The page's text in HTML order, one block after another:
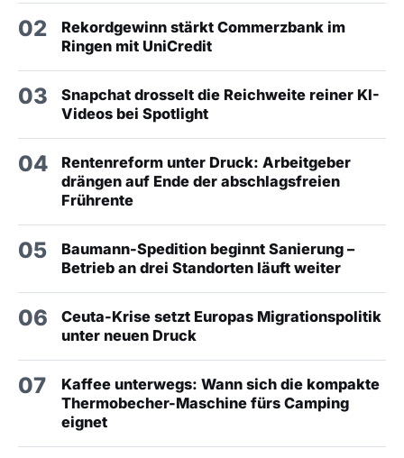
02
Rekordgewinn stärkt Commerzbank im
Ringen mit UniCredit
03
Snapchat drosselt die Reichweite reiner KI-
Videos bei Spotlight
04
Rentenreform unter Druck: Arbeitgeber
drängen auf Ende der abschlagsfreien
Frührente
05
Baumann-Spedition beginnt Sanierung –
Betrieb an drei Standorten läuft weiter
06
Ceuta-Krise setzt Europas Migrationspolitik
unter neuen Druck
07
Kaffee unterwegs: Wann sich die kompakte
Thermobecher-Maschine fürs Camping
eignet